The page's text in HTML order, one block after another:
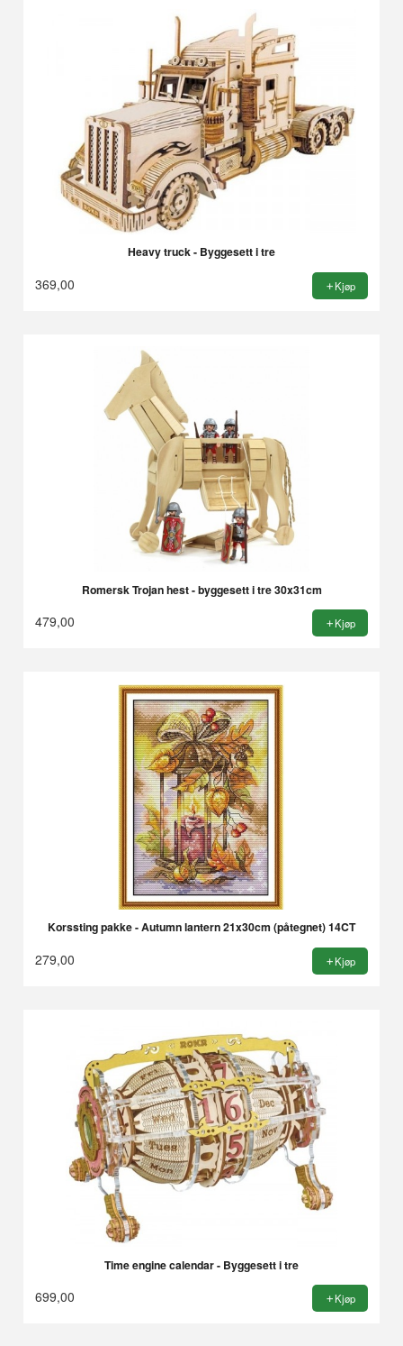
Heavy truck - Byggesett i tre
369,00 Kjøp
Romersk Trojan hest - byggesett i tre 30x31cm
479,00 Kjøp
Korssting pakke - Autumn lantern 21x30cm (påtegnet) 14CT
279,00 Kjøp
Time engine calendar - Byggesett i tre
699,00 Kjøp